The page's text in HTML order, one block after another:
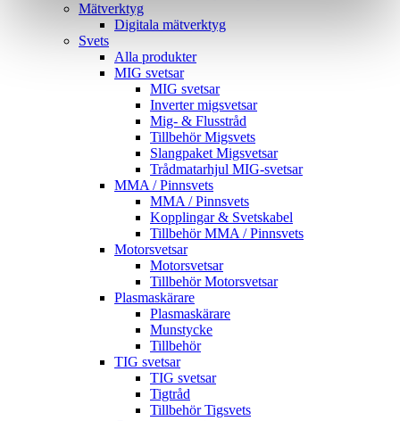
Mätverktyg
Digitala mätverktyg
Svets
Alla produkter
MIG svetsar
MIG svetsar
Inverter migsvetsar
Mig- & Flusstråd
Tillbehör Migsvets
Slangpaket Migsvetsar
Trådmatarhjul MIG-svetsar
MMA / Pinnsvets
MMA / Pinnsvets
Kopplingar & Svetskabel
Tillbehör MMA / Pinnsvets
Motorsvetsar
Motorsvetsar
Tillbehör Motorsvetsar
Plasmaskärare
Plasmaskärare
Munstycke
Tillbehör
TIG svetsar
TIG svetsar
Tigtråd
Tillbehör Tigsvets